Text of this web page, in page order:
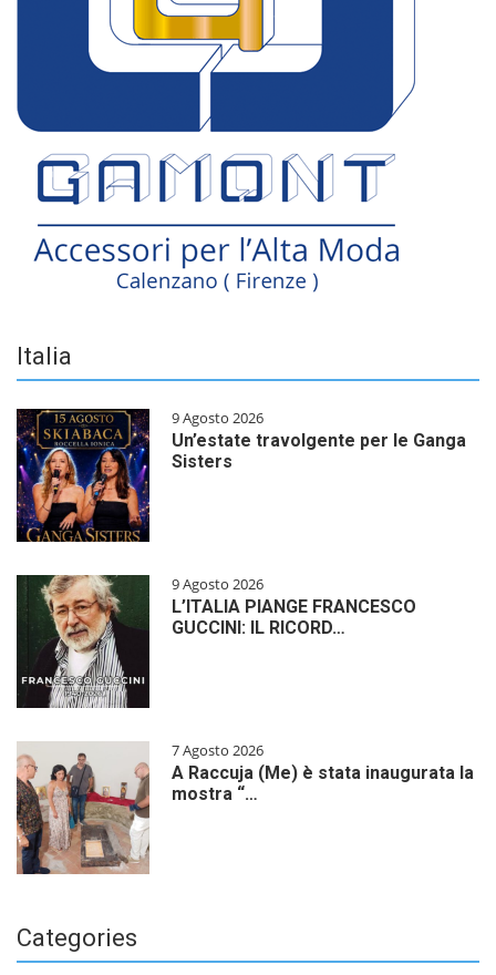
Italia
9 Agosto 2026
Un’estate travolgente per le Ganga
Sisters
9 Agosto 2026
L’ITALIA PIANGE FRANCESCO
GUCCINI: IL RICORD…
7 Agosto 2026
A Raccuja (Me) è stata inaugurata la
mostra “…
Categories